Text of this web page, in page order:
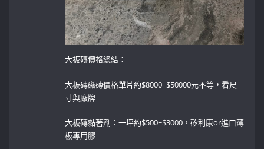
大板磚價格總結：
大板磚磁磚價格單片約$8000~$50000元不等，看尺
寸與廠牌
大板磚黏著劑：一坪約$500~$3000，矽利康or進口薄
板專用膠